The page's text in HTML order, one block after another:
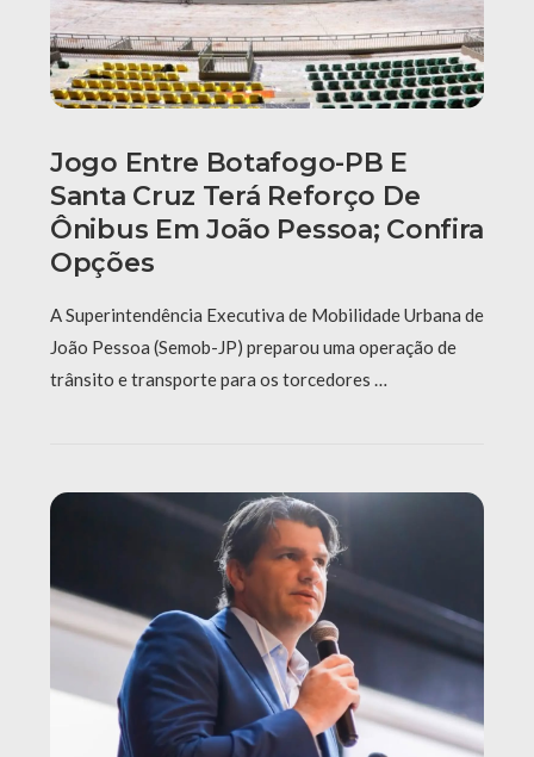
Jogo Entre Botafogo-PB E
Santa Cruz Terá Reforço De
Ônibus Em João Pessoa; Confira
Opções
A Superintendência Executiva de Mobilidade Urbana de
João Pessoa (Semob-JP) preparou uma operação de
trânsito e transporte para os torcedores …